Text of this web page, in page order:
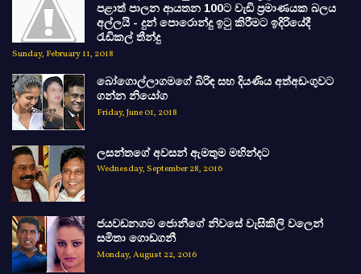
පළාත් පාලන ආයතන 100ට වැඩි ප්‍රමාණයක බලය
අල්ලයි - දුන් පොරොන්දු ඉටු කිරීමට ඉදිරියේදී
රැඩිකල් තීන්දු
Sunday, February 11, 2018
බෝගොල්ලාගමගේ බිරිඳ සහ දියණිය අත්අඩංගුවට
ගන්න නියෝග
Friday, June 01, 2018
ලසන්තගේ අවසන් ඇමතුම මහින්දට
Wednesday, September 28, 2016
ජයවඩනගම ජොනීගේ නිවසේ වැසිකිලි වලෙන්
සමිතා ගොඩගනී
Monday, August 22, 2016